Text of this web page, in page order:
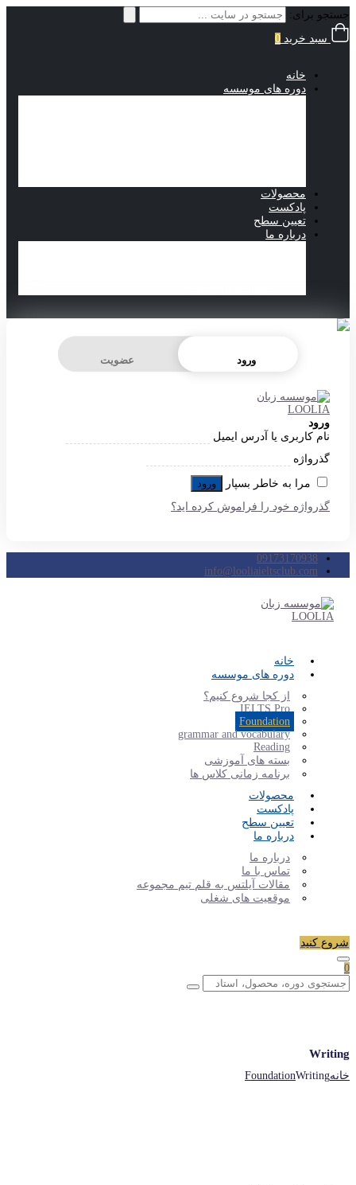
جستجو برای:
سبد خرید 0
خانه
دوره های موسسه
محصولات
پادکست
تعیین سطح
درباره ما
ورود عضویت
ورود
نام کاربری یا آدرس ایمیل
گذرواژه
مرا به خاطر بسپار
ورود
گذرواژه خود را فراموش کرده اید؟
09173170938
info@looliaieltsclub.com
خانه
دوره های موسسه
از کجا شروع کنیم؟
IELTS Pro
Foundation
grammar and vocabulary
Reading
بسته های آموزشی
برنامه زمانی کلاس ها
محصولات
پادکست
تعیین سطح
درباره ما
درباره ما
تماس با ما
مقالات آیلتس به قلم تیم مجموعه
موقعیت های شغلی
شروع کنید
0
Writing
خانه FoundationWriting